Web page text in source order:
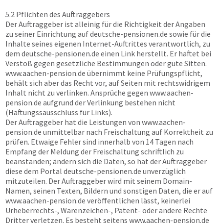
5.2 Pflichten des Auftraggebers
Der Auftraggeber ist alleinig für die Richtigkeit der Angaben
zu seiner Einrichtung aufdeutsche-pensionen.de sowie für die
Inhalte seines eigenen Internet-Auftrittes verantwortlich, zu
dem deutsche-pensionen.de einen Link herstellt. Er haftet bei
Verstoß gegen gesetzliche Bestimmungen oder gute Sitten.
www.aachen-pension.de übernimmt keine Prüfungspflicht,
behält sich aber das Recht vor, auf Seiten mit rechtswidrigem
Inhalt nicht zu verlinken. Ansprüche gegen www.aachen-
pension.de aufgrund der Verlinkung bestehen nicht
(Haftungssausschluss für Links).
Der Auftraggeber hat die Leistungen von www.aachen-
pension.de unmittelbar nach Freischaltung auf Korrektheit zu
prüfen. Etwaige Fehler sind innerhalb von 14 Tagen nach
Empfang der Meldung der Freischaltung schriftlich zu
beanstanden; ändern sich die Daten, so hat der Auftraggeber
diese dem Portal deutsche-pensionen.de unverzüglich
mitzuteilen. Der Auftraggeber wird mit seinem Domain-
Namen, seinen Texten, Bildern und sonstigen Daten, die er auf
www.aachen-pension.de veröffentlichen lässt, keinerlei
Urheberrechts-, Warenzeichen-, Patent- oder andere Rechte
Dritter verletzen. Es besteht seitens www.aachen-pension.de